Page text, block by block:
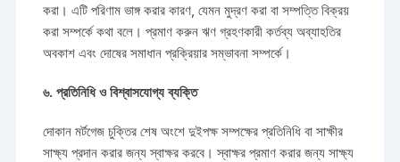
করা। এটি পরিণাম ভাঙ্গ করার কারণ, যেমন মুদ্রণ করা বা সম্পত্তি বিক্রয়
করা সম্পর্কে কথা বলে। প্রমাণ করুন ঋণ গ্রহণকারী কর্তব্য অব্যাহতির
অবকাশ এবং দোষের সমাধান প্রক্রিয়ার সম্ভাবনা সম্পর্কে।
৬. প্রতিনিধি ও বিশ্বাসযোগ্য ব্যক্তি
দোকান মর্টগেজ চুক্তির শেষ অংশে দুইপক্ষ সম্পক্ষের প্রতিনিধি বা সাক্ষীর
সাক্ষ্য প্রদান করার জন্য স্বাক্ষর করবে। স্বাক্ষর প্রমাণ করার জন্য সাক্ষ্য